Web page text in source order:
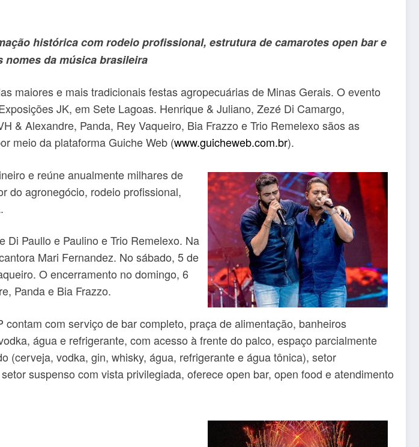
histórica com rodeio profissional, estrutura de camarotes open bar e
nomes da música brasileira
maiores e mais tradicionais festas agropecuárias de Minas Gerais. O evento
JK, em Sete Lagoas. Henrique & Juliano, Zezé Di Camargo,
& Alexandre, Panda, Rey Vaqueiro, Bia Frazzo e Trio Remelexo sãos as
meio da plataforma Guiche Web (www.guicheweb.com.br).
e reúne anualmente milhares de
do agronegócio, rodeio profissional,
Paullo e Paulino e Trio Remelexo. Na
Mari Fernandez. No sábado, 5 de
O encerramento no domingo, 6
Panda e Bia Frazzo.
com serviço de bar completo, praça de alimentação, banheiros
água e refrigerante, com acesso à frente do palco, espaço parcialmente
(cerveja, vodka, gin, whisky, água, refrigerante e água tônica), setor
suspenso com vista privilegiada, oferece open bar, open food e atendimento